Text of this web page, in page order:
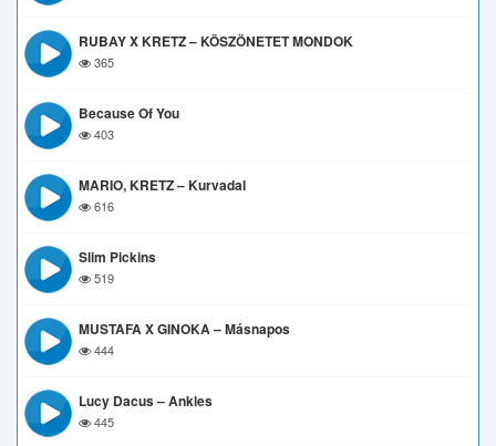
RUBAY X KRETZ – KÖSZÖNETET MONDOK
365
Because Of You
403
MARIO, KRETZ – Kurvadal
616
Slim Pickins
519
MUSTAFA X GINOKA – Másnapos
444
Lucy Dacus – Ankles
445